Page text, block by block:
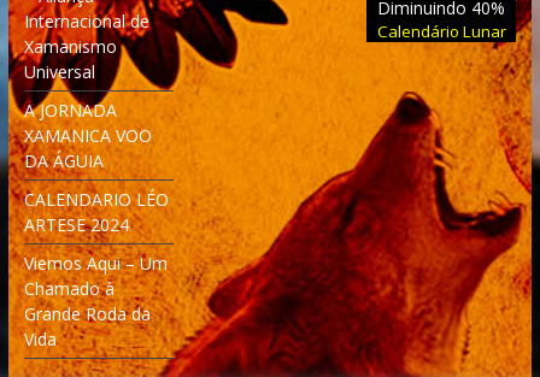
Internacional de
Xamanismo
Universal
A JORNADA
XAMANICA VOO
DA ÁGUIA
CALENDARIO LÉO
ARTESE 2024
Viemos Aqui – Um
Chamado à
Grande Roda da
Vida
Diminuindo 40%
Calendário Lunar